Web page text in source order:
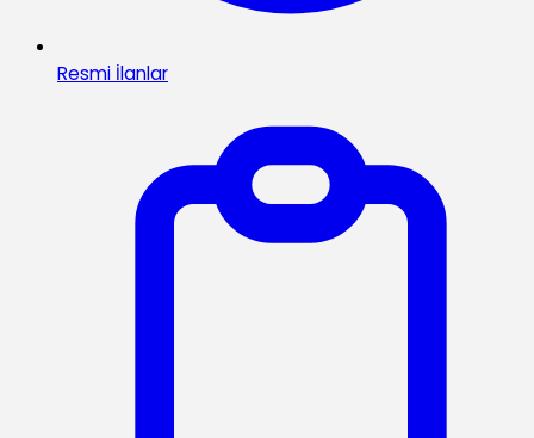
Resmi İlanlar